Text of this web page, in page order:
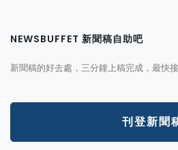
NEWSBUFFET 新聞稿自助吧
新聞稿的好去處，三分鐘上稿完成，最快
刊登新聞